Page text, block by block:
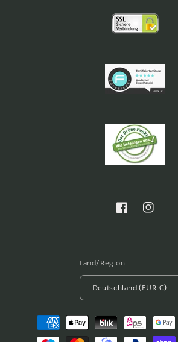
FacebookInstagram
Land/Region
Deutschland (EUR €)
Zahlungsmethoden